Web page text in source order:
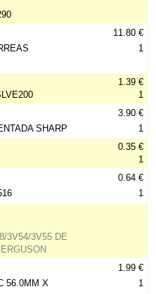
11.80 €
1
1.39 €
1
SHARP
3.90 €
1
0.35 €
1
0.64 €
1
3V54/3V55 DE
56.0MM X
1.99 €
1